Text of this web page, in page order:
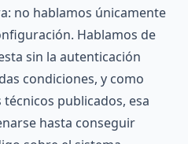
no hablamos únicamente
Hablamos de
sin la autenticación
condiciones, y como
publicados, esa
hasta conseguir